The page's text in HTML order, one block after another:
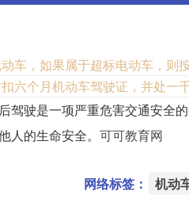
车，如果属于超标电动车，则
六个月机动车驾驶证，并处一
驾驶是一项严重危害交通安全
人的生命安全。 可可教育网
网络标签： 机动